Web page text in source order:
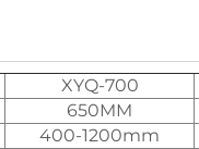
XYQ-700
650MM
400-1200mm